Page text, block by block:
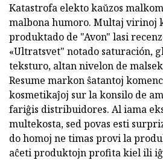
Katastrofa elekto kaŭzos
malbona humoro. Multaj virinoj
produktado de "Avon" lasi
«Ultratsvet" notado saturación,
teksturo, altan nivelon de
Resume markon ŝatantoj
kosmetikaĵoj sur la konsilo de
fariĝis distribuidores. Al iama
multekosta, sed povas esti
do homoj ne timas provi la
aĉeti produktojn profita kiel ili